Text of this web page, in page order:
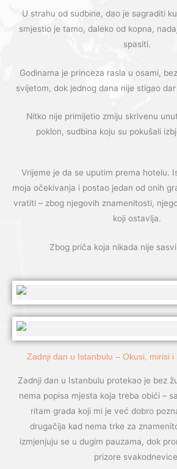
U strahu od sudbine, dao je sagraditi
smjestio je tamo, daleko od kopna,
spasiti.
Godinama je princeza rasla u osami,
svijetom, dok jednog dana nije stigao
Nitko nije primijetio zmiju skrivenu
poklon, sudbina koju su pokušali
Vrijeme je da se uputim prema hotelu.
moja očekivanja i postao jedan od onih
vratiti – zbog njegovih znamenitosti,
koji ostavlja.
Zbog priča koja nikada nije
Zadnji dan u Istanbulu – Okusi, mirisi i
Zadnji dan u Istanbulu protekao je bez
nema popisa mjesta koja treba obići –
ritam grada koji mi je već dobro
drugačija kad nema trke za
izmjenjuju se u dugim pauzama, dok
prizore